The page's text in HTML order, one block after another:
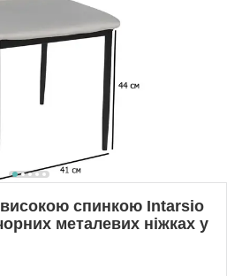
високою спинкою Intarsio
металевих ніжках у